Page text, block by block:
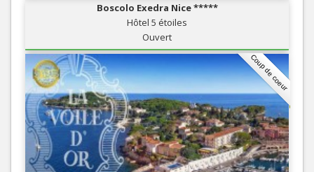
Boscolo Exedra Nice *****
Hôtel 5 étoiles
Ouvert
Coup de coeur